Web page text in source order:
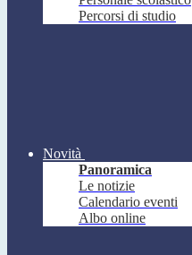
Percorsi di studio
Novità
Panoramica
Le notizie
Calendario eventi
Albo online